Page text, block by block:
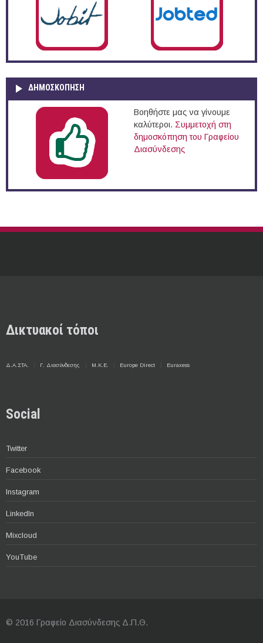
ΔΗΜΟΣΚΌΠΗΣΗ
Βοηθήστε μας να γίνουμε
καλύτεροι. Συμμετοχή στη
δημοσκόπηση του Γραφείου
Διασύνδεσης
Δικτυακοί τόποι
Δ.Α.ΣΤΑ. Γ. Διασύνδεσης Μ.Κ.Ε. Europe Direct Euraxess
Social
Twitter
Facebook
Instagram
LinkedIn
Mixcloud
YouTube
© 2016 Γραφείο Διασύνδεσης Δ.Π.Θ.